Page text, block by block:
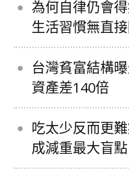
為何自律仍會
生活習慣無直
台灣貧富結構
資產差140倍
吃太少反而更
成減重最大盲點